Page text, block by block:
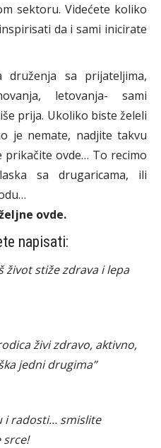
sektoru. Videćete koliko
da i sami inicirate
sa prijateljima,
letovanja- sami
prija. Ukoliko biste želeli
je nemate, nadjite takvu
ovde… To recimo
sa drugaricama, ili
ovde.
napisati:
život stiže zdrava i lepa
živi zdravo, aktivno,
jedni drugima”
i radosti… smislite
srce!